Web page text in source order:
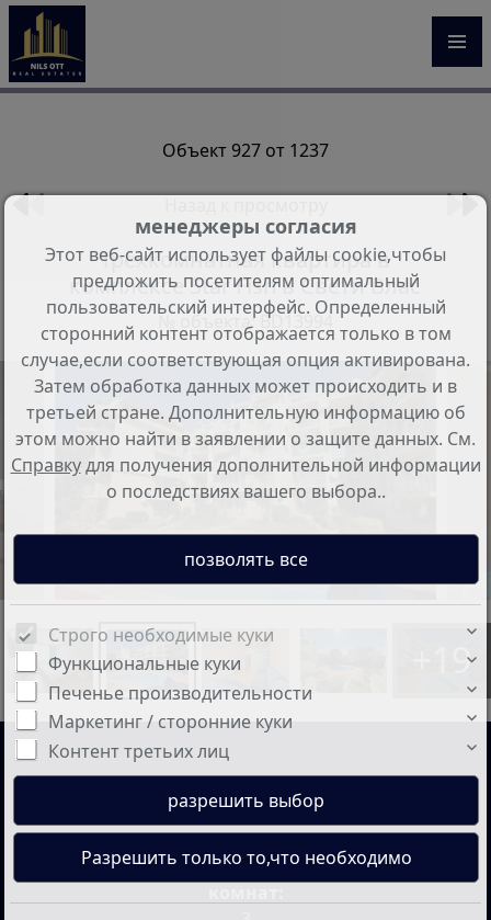
Объект 927 от 1237
Трехкомнатная квартира в
комплексе Star Fish в Свети Влас
№ объекта: BD13994
+19
126.000 €
Жилая площадь:
97 кв.м
Количество
менеджеры согласия
Этот веб-сайт использует файлы cookie,чтобы
предложить посетителям оптимальный
пользовательский интерфейс. Определенный
сторонний контент отображается только в том
случае,если соответствующая опция активирована.
Затем обработка данных может происходить и в
третьей стране. Дополнительную информацию об
этом можно найти в заявлении о защите данных. См.
Справкудля получения дополнительной информации
о последствиях вашего выбора..
Строго необходимые куки
Функциональные куки
Печенье производительности
Маркетинг / сторонние куки
Контент третьих лиц